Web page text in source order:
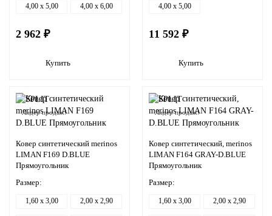
4,00 x 5,00 4,00 x 6,00
2 962 ₽
Купить
4,00 x 5,00
11 592 ₽
Купить
Лидер продаж!
Ковер синтетический merinos
LIMAN F169 D.BLUE
Прямоугольник
Размер:
1,60 x 3,00 2,00 x 2,90
Лидер продаж!
Ковер синтетический, merinos
LIMAN F164 GRAY-D.BLUE
Прямоугольник
Размер:
1,60 x 3,00 2,00 x 2,90